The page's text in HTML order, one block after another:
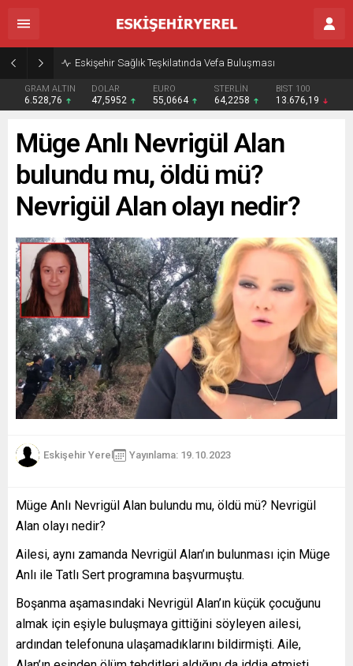
Eskişehir Sağlık Teşkilatında Vefa Buluşması
GRAM ALTIN
6.528,76
DOLAR
47,5952
EURO
55,0664
STERLİN
64,2258
BIST 100
13.676,19
Müge Anlı Nevrigül Alan
bulundu mu, öldü mü?
Nevrigül Alan olayı nedir?
Eskişehir Yerel Yayınlama: 19.10.2023
Müge Anlı Nevrigül Alan bulundu mu, öldü mü? Nevrigül
Alan olayı nedir?
Ailesi, aynı zamanda Nevrigül Alan’ın bulunması için Müge
Anlı ile Tatlı Sert programına başvurmuştu.
Boşanma aşamasındaki Nevrigül Alan’ın küçük çocuğunu
almak için eşiyle buluşmaya gittiğini söyleyen ailesi,
ardından telefonuna ulaşamadıklarını bildirmişti. Aile,